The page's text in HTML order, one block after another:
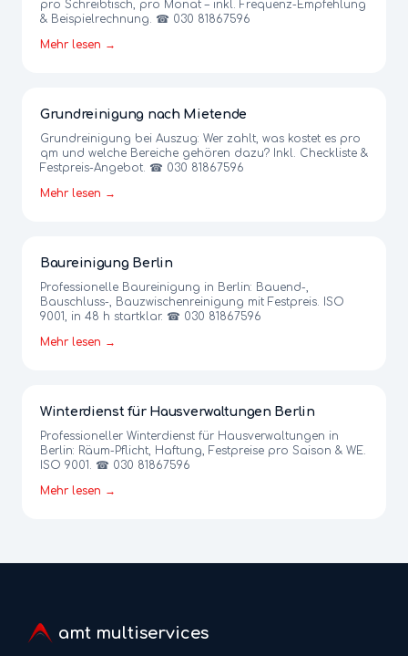
pro Schreibtisch, pro Monat – inkl. Frequenz-Empfehlung
& Beispielrechnung. ☎ 030 81867596
Mehr lesen →
Grundreinigung nach Mietende
Grundreinigung bei Auszug: Wer zahlt, was kostet es pro
qm und welche Bereiche gehören dazu? Inkl. Checkliste &
Festpreis-Angebot. ☎ 030 81867596
Mehr lesen →
Baureinigung Berlin
Professionelle Baureinigung in Berlin: Bauend-,
Bauschluss-, Bauzwischenreinigung mit Festpreis. ISO
9001, in 48 h startklar. ☎ 030 81867596
Mehr lesen →
Winterdienst für Hausverwaltungen Berlin
Professioneller Winterdienst für Hausverwaltungen in
Berlin: Räum-Pflicht, Haftung, Festpreise pro Saison & WE.
ISO 9001. ☎ 030 81867596
Mehr lesen →
amt multiservices